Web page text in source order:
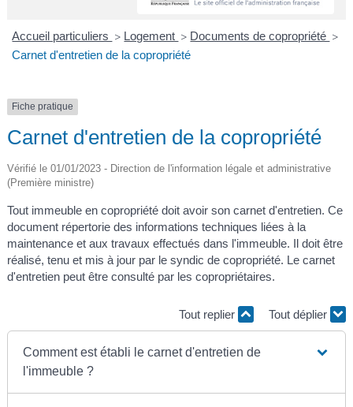
R
Accueil particuliers > Logement > Documents de copropriété >
Carnet d'entretien de la copropriété
Fiche pratique
Carnet d'entretien de la copropriété
Vérifié le 01/01/2023 - Direction de l'information légale et administrative
(Première ministre)
Tout immeuble en copropriété doit avoir son carnet d'entretien. Ce
document répertorie des informations techniques liées à la
maintenance et aux travaux effectués dans l'immeuble. Il doit être
réalisé, tenu et mis à jour par le syndic de copropriété. Le carnet
d'entretien peut être consulté par les copropriétaires.
Tout replier Tout déplier
Comment est établi le carnet d'entretien de
l'immeuble ?